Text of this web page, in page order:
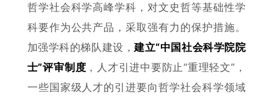
哲学社会科学高峰学科，对文史哲等基础性学
科要作为公共产品，采取强有力的保护措施。
加强学科的梯队建设，建立“中国社会科学院院
士”评审制度 ，人才引进中要防止“重理轻文”，
一些国家级人才的引进要向哲学社会科学领域